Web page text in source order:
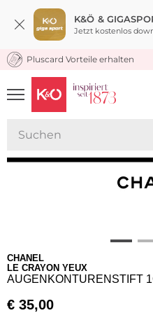
K&Ö &
Jetzt kostenlos
KOSTENLOSER
Pluscard Vorteile erhalten
UNSERE APP
CLICK &
CHANEL
LE CRAYON YEUX
AUGENKONTURENSTIFT
€ 35,00